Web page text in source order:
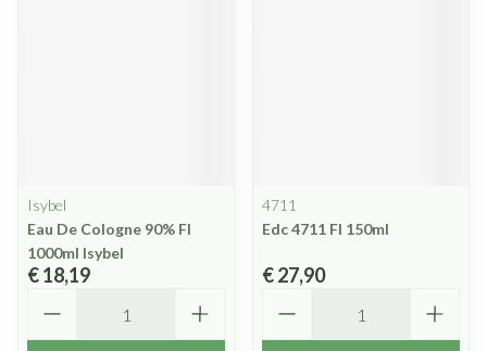
Isybel
Eau De Cologne 90% Fl
1000ml Isybel
€ 18,19
4711
Edc 4711 Fl 150ml
€ 27,90